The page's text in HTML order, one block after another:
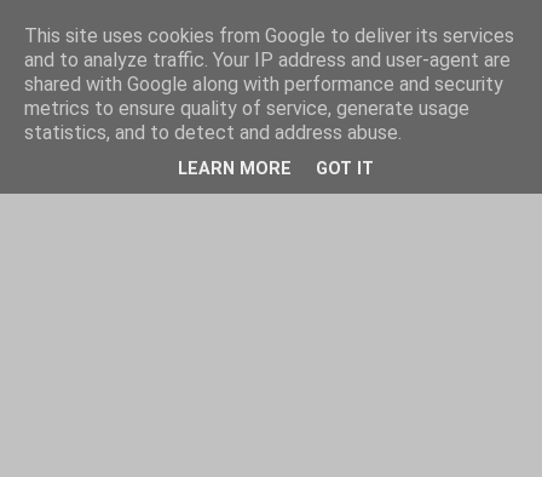
This site uses cookies from Google to deliver its services
and to analyze traffic. Your IP address and user-agent are
shared with Google along with performance and security
metrics to ensure quality of service, generate usage
statistics, and to detect and address abuse.
LEARN MORE GOT IT